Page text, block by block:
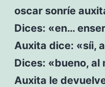
oscar sonríe
Dices: «en…
Auxita dice: «síi,
Dices: «bueno, al
Auxita le